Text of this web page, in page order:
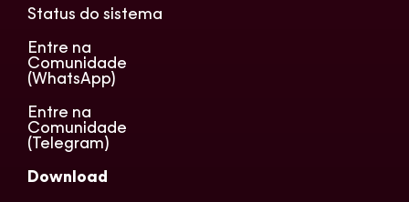
Status do sistema
Entre na
Comunidade
(WhatsApp)
Entre na
Comunidade
(Telegram)
Download